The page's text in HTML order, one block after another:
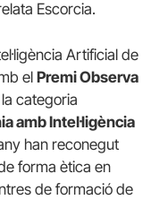
Escorcia.
Artificial de
el Premi Observa
categoria
amb Intel·ligència
han reconegut
forma ètica en
de formació de